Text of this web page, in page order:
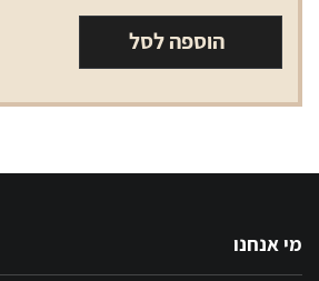
הוספה לסל
מי אנחנו